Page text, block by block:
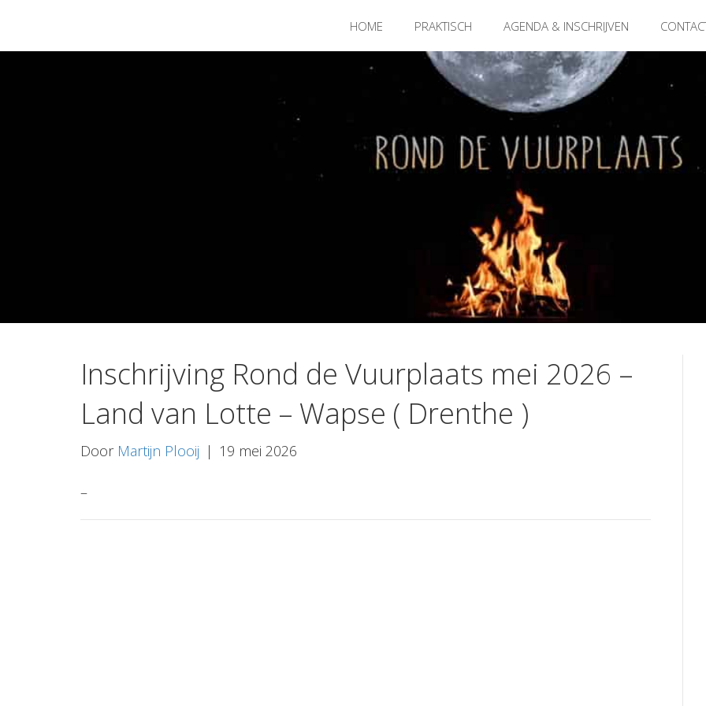
HOME PRAKTISCH AGENDA & INSCHRIJVEN
Inschrijving Rond de Vuurplaats mei 2026 –
Land van Lotte – Wapse ( Drenthe )
Door Martijn Plooij | 19 mei 2026
–